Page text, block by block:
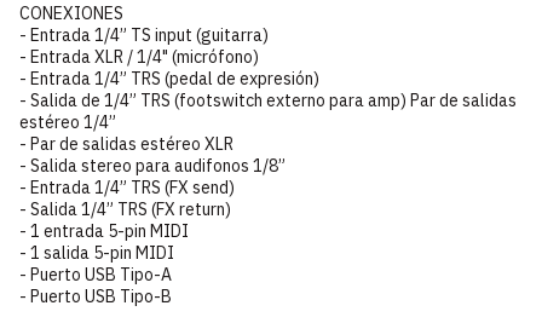
CONEXIONES
- Entrada 1/4” TS input (guitarra)
- Entrada XLR / 1/4" (micrófono)
- Entrada 1/4” TRS (pedal de expresión)
- Salida de 1/4” TRS (footswitch externo para amp) Par de salidas
estéreo 1/4”
- Par de salidas estéreo XLR
- Salida stereo para audifonos 1/8”
- Entrada 1/4” TRS (FX send)
- Salida 1/4” TRS (FX return)
- 1 entrada 5-pin MIDI
- 1 salida 5-pin MIDI
- Puerto USB Tipo-A
- Puerto USB Tipo-B